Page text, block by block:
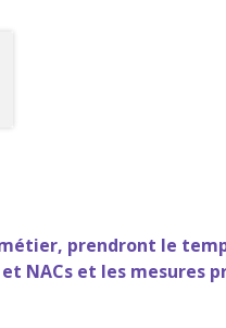
prendront le
NACs et les mesures